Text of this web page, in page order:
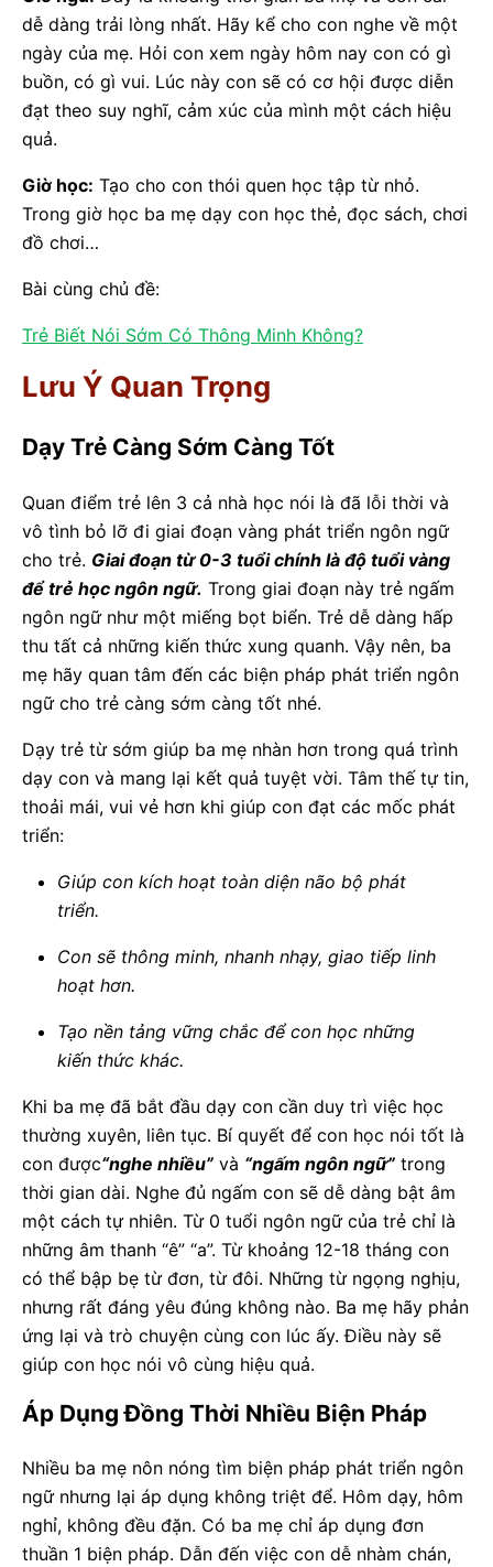
dễ dàng trải lòng nhất. Hãy kể cho con nghe về một
ngày của mẹ. Hỏi con xem ngày hôm nay con có gì
buồn, có gì vui. Lúc này con sẽ có cơ hội được diễn
đạt theo suy nghĩ, cảm xúc của mình một cách hiệu
quả.
Giờ học: Tạo cho con thói quen học tập từ nhỏ.
Trong giờ học ba mẹ dạy con học thẻ, đọc sách, chơi
đồ chơi…
Bài cùng chủ đề:
Trẻ Biết Nói Sớm Có Thông Minh Không?
Lưu Ý Quan Trọng
Dạy Trẻ Càng Sớm Càng Tốt
Quan điểm trẻ lên 3 cả nhà học nói là đã lỗi thời và
vô tình bỏ lỡ đi giai đoạn vàng phát triển ngôn ngữ
cho trẻ. Giai đoạn từ 0-3 tuổi chính là độ tuổi vàng
để trẻ học ngôn ngữ. Trong giai đoạn này trẻ ngấm
ngôn ngữ như một miếng bọt biển. Trẻ dễ dàng hấp
thu tất cả những kiến thức xung quanh. Vậy nên, ba
mẹ hãy quan tâm đến các biện pháp phát triển ngôn
ngữ cho trẻ càng sớm càng tốt nhé.
Dạy trẻ từ sớm giúp ba mẹ nhàn hơn trong quá trình
dạy con và mang lại kết quả tuyệt vời. Tâm thế tự tin,
thoải mái, vui vẻ hơn khi giúp con đạt các mốc phát
triển:
Giúp con kích hoạt toàn diện não bộ phát
triển.
Con sẽ thông minh, nhanh nhạy, giao tiếp linh
hoạt hơn.
Tạo nền tảng vững chắc để con học những
kiến thức khác.
Khi ba mẹ đã bắt đầu dạy con cần duy trì việc học
thường xuyên, liên tục. Bí quyết để con học nói tốt là
con được“nghe nhiều” và “ngấm ngôn ngữ” trong
thời gian dài. Nghe đủ ngấm con sẽ dễ dàng bật âm
một cách tự nhiên. Từ 0 tuổi ngôn ngữ của trẻ chỉ là
những âm thanh “ê” “a”. Từ khoảng 12-18 tháng con
có thể bập bẹ từ đơn, từ đôi. Những từ ngọng nghịu,
nhưng rất đáng yêu đúng không nào. Ba mẹ hãy phản
ứng lại và trò chuyện cùng con lúc ấy. Điều này sẽ
giúp con học nói vô cùng hiệu quả.
Áp Dụng Đồng Thời Nhiều Biện Pháp
Nhiều ba mẹ nôn nóng tìm biện pháp phát triển ngôn
ngữ nhưng lại áp dụng không triệt để. Hôm dạy, hôm
nghỉ, không đều đặn. Có ba mẹ chỉ áp dụng đơn
thuần 1 biện pháp. Dẫn đến việc con dễ nhàm chán,